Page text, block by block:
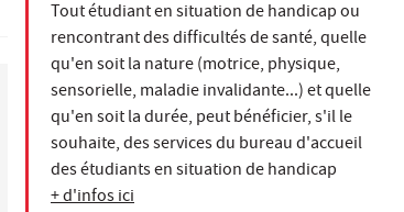
Tout étudiant en situation de handicap ou
rencontrant des difficultés de santé, quelle
qu'en soit la nature (motrice, physique,
sensorielle, maladie invalidante...) et quelle
qu'en soit la durée, peut bénéficier, s'il le
souhaite, des services du bureau d'accueil
des étudiants en situation de handicap
+ d'infos ici